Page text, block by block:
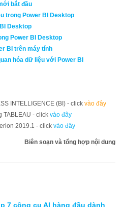
bắt đầu
trong Power BI Desktop
Desktop
Power BI Desktop
BI trên máy tính
hóa dữ liệu với Power BI
INTELLIGENCE (BI) - click vào đây
TABLEAU - click vào đây
2019.1 - click vào đây
Biên soạn và tổng hợp nội dung
7 công cụ AI hàng đầu dành